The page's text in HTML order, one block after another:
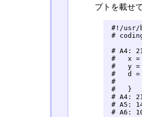
プトを載せ
#!/usr/
#
# A4:
#   x =
#   y =
#   d =
#
#   }
# A4:
# A5:
# A6: